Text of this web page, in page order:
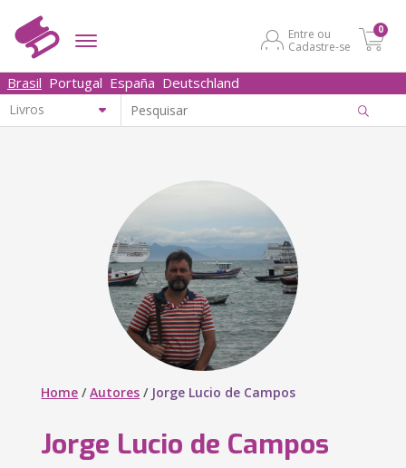
Entre ou
Cadastre-se
0
Brasil Portugal España Deutschland
Home /Autores / Jorge Lucio de Campos
Jorge Lucio de Campos